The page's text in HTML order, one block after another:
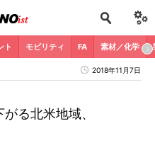
ト モビリティ FA 素材／化学
2018年11月7日
る北米地域、